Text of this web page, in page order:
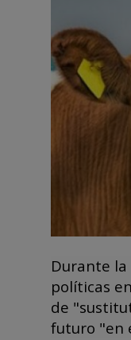
Durante
políticas
de
futuro "en